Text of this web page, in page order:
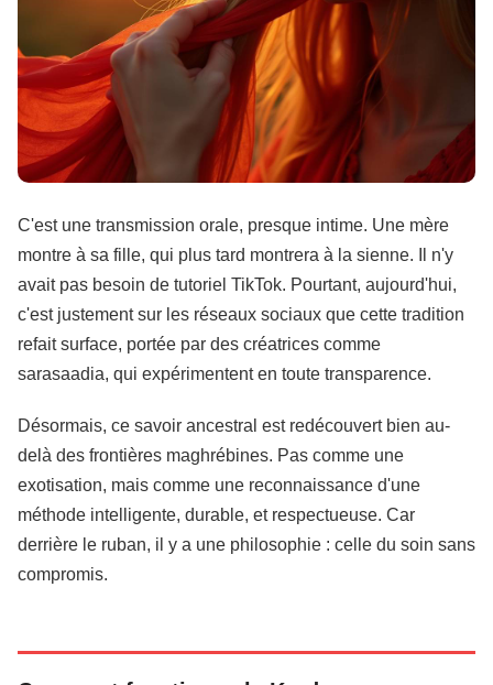
C'est une transmission orale, presque intime. Une mère
montre à sa fille, qui plus tard montrera à la sienne. Il n'y
avait pas besoin de tutoriel TikTok. Pourtant, aujourd'hui,
c'est justement sur les réseaux sociaux que cette tradition
refait surface, portée par des créatrices comme
sarasaadia, qui expérimentent en toute transparence.
Désormais, ce savoir ancestral est redécouvert bien au-
delà des frontières maghrébines. Pas comme une
exotisation, mais comme une reconnaissance d'une
méthode intelligente, durable, et respectueuse. Car
derrière le ruban, il y a une philosophie : celle du soin sans
compromis.